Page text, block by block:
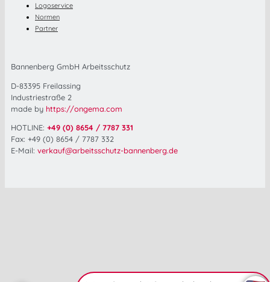
Logoservice
Normen
Partner
Bannenberg GmbH Arbeitsschutz
D-83395 Freilassing
Industriestraße 2
made by https://ongema.com
HOTLINE: +49 (0) 8654 / 7787 331
Fax: +49 (0) 8654 / 7787 332
E-Mail: verkauf@arbeitsschutz-bannenberg.de